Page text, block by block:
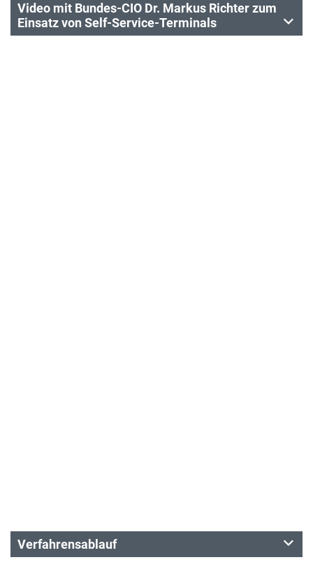
Video mit Bundes-CIO Dr. Markus Richter zum
Einsatz von Self-Service-Terminals
Verfahrensablauf